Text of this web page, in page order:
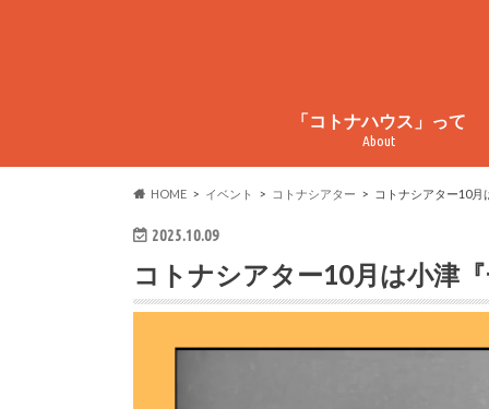
「コトナハウス」って
About
HOME イベント コトナシアター コトナシアター10月
2025.10.09
コトナシアター10月は小津『